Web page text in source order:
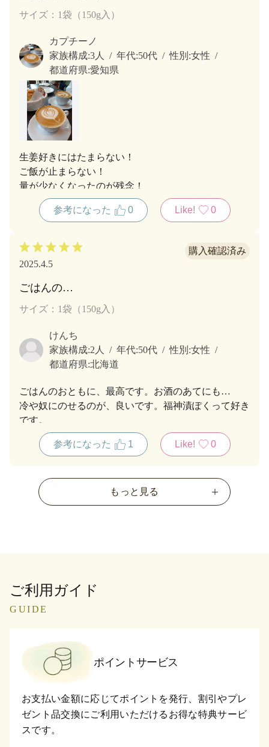
サイズ：1袋（150g入）
カプチーノ
家族構成:3人 年代:50代 性別:女性
都道府県:愛知県
生姜好きにはたまらない！
ご飯が止まらない！
量が少なくなったのが残念！
参考になった 0 Like! 0
2025.4.5
ごはんの…
サイズ：1袋（150g入）
けんち
家族構成:2人 年代:50代 性別:女性
都道府県:北海道
ごはんのおともに、最高です。お酒のあてにも…
冷や奴にのせるのが、良いです。福神漬ぽくって好き
です。
参考になった 1 Like! 0
もっと見る
ご利用ガイド
GUIDE
ポイントサービス
お支払い金額に応じてポイントを発行、割引やプレ
ゼント品交換にご利用いただけるお得な特典サービ
スです。